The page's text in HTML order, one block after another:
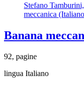
Stefano
meccanica
Banana
92, pagine
lingua Italiano